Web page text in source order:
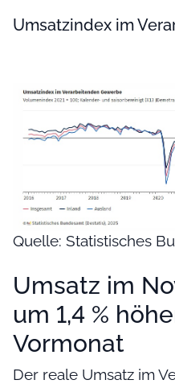
Umsatzindex im
Quelle: Statistisches
Umsatz im
um 1,4 %
Vormonat
Der reale Umsatz im